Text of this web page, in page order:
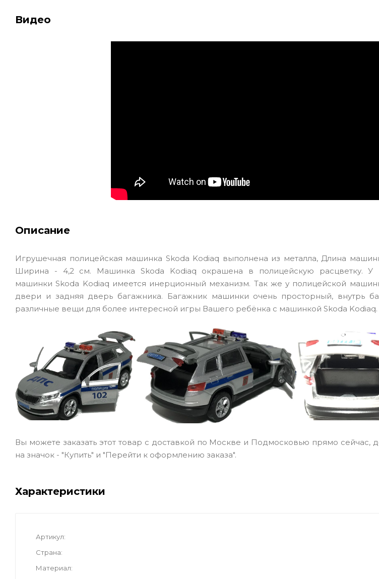
Видео
Описание
Игрушечная полицейская машинка Skoda Kodiaq выполнена из металла, Длина
Ширина - 4,2 см. Машинка Skoda Kodiaq окрашена в полицейскую расцветку. У
машинки Skoda Kodiaq имеется инерционный механизм. Так же у полицейской
двери и задняя дверь багажника. Багажник машинки очень просторный, внутрь
различные вещи для более интересной игры Вашего ребёнка с машинкой Skoda Kodiaq.
Вы можете заказать этот товар с доставкой по Москве и Подмосковью прямо сейчас,
на значок - "Купить" и "Перейти к оформлению заказа".
Характеристики
Артикул
Страна
Материал